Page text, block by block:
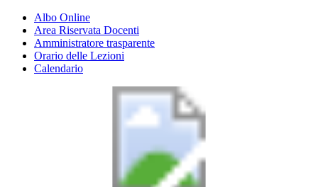
Albo Online
Area Riservata Docenti
Amministratore trasparente
Orario delle Lezioni
Calendario